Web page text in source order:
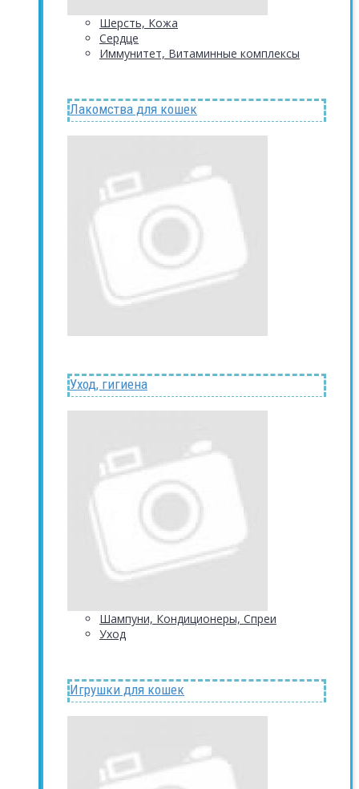
Шерсть, Кожа
Сердце
Иммунитет, Витаминные комплексы
Лакомства для кошек
Уход, гигиена
Шампуни, Кондиционеры, Спреи
Уход
Игрушки для кошек